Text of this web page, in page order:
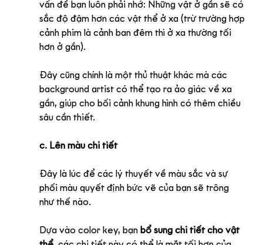
vấn đề bạn luôn phải nhớ: Những vật ở gần sẽ có
sắc độ đậm hơn các vật thể ở xa (trừ trường hợp
cảnh phim là cảnh ban đêm thì ở xa thường tối
hơn ở gần).
Đây cũng chính là một thủ thuật khác mà các
background artist có thể tạo ra ảo giác về xa
gần, giúp cho bối cảnh khung hình có thêm chiều
sâu cần thiết.
c. Lên màu chi tiết
Đây là lúc để các lý thuyết về màu sắc và sự
phối màu quyết định bức vẽ của bạn sẽ trông
như thế nào.
Dựa vào color key, bạn bổ sung chi tiết cho vật